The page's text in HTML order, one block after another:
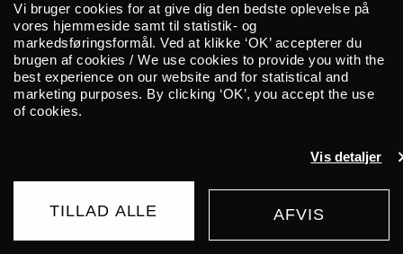
Vi bruger cookies for at give dig den bedste oplevelse på
vores hjemmeside samt til statistik- og
markedsføringsformål. Ved at klikke ‘OK’ accepterer du
brugen af cookies / We use cookies to provide you with the
best experience on our website and for statistical and
marketing purposes. By clicking ‘OK’, you accept the use
of cookies.
Vis detaljer
TILLAD ALLE AFVIS
sted på Mayhem, hvor du kan
opleve DJ-sets fra Diaki, Turkana,
Authentically Plastic og Menzi.
Bemærk – ændret tidsplan:
21.00 – Doors